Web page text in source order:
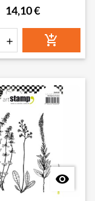
14,10 €
 
